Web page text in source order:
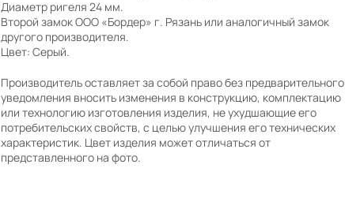
Диаметр ригеля 24 мм.
Второй замок ООО «Бордер» г. Рязань или аналогичный замок
другого производителя.
Цвет: Серый.
Производитель оставляет за собой право без предварительного
уведомления вносить изменения в конструкцию, комплектацию
или технологию изготовления изделия, не ухудшающие его
потребительских свойств, с целью улучшения его технических
характеристик. Цвет изделия может отличаться от
представленного на фото.